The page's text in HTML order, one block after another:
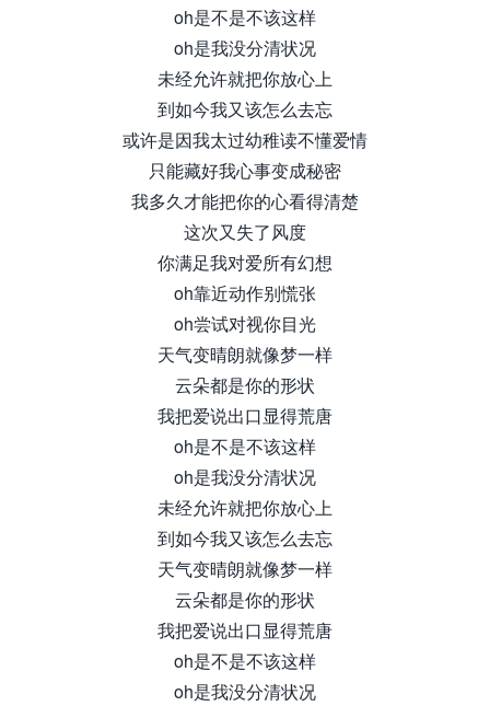
oh是不是不该这样
oh是我没分清状况
未经允许就把你放心上
到如今我又该怎么去忘
或许是因我太过幼稚读不懂爱情
只能藏好我心事变成秘密
我多久才能把你的心看得清楚
这次又失了风度
你满足我对爱所有幻想
oh靠近动作别慌张
oh尝试对视你目光
天气变晴朗就像梦一样
云朵都是你的形状
我把爱说出口显得荒唐
oh是不是不该这样
oh是我没分清状况
未经允许就把你放心上
到如今我又该怎么去忘
天气变晴朗就像梦一样
云朵都是你的形状
我把爱说出口显得荒唐
oh是不是不该这样
oh是我没分清状况